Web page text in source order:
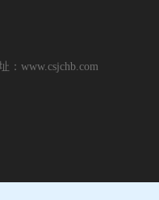
：www.csjchb.com